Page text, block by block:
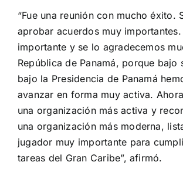
“Fue una reunión con mucho éxito.
aprobar acuerdos muy
importante y se lo agradecemos
República de Panamá, porque bajo
bajo la Presidencia de Panamá
avanzar en forma muy activa.
una organización más activa y
una organización más moderna,
jugador muy importante para
tareas del Gran Caribe”, afirmó.